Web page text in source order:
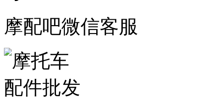
摩配吧微信客服